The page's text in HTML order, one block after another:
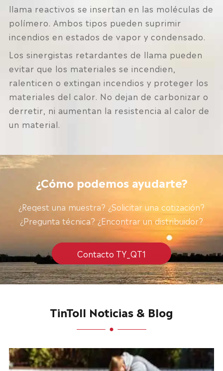
llama reactivos se insertan en las moléculas de
polímero. Ambos tipos pueden suprimir
incendios en estados de vapor y condensado.
Los sinergistas retardantes de llama pueden
evitar que los materiales se incendien,
ralenticen o extingan incendios y proteger los
materiales del calor. No dejan de carbonizar o
derretir, ni aumentan la resistencia al calor de
un material.
¿Cómo podemos ayudarte?
¿Reqest una muestra? ¿Solicitar una cotización?
¿Pregunta técnica? ¿Encontrar un distribuidor?
Contacto TY_QT1
TinToll Noticias & Blog